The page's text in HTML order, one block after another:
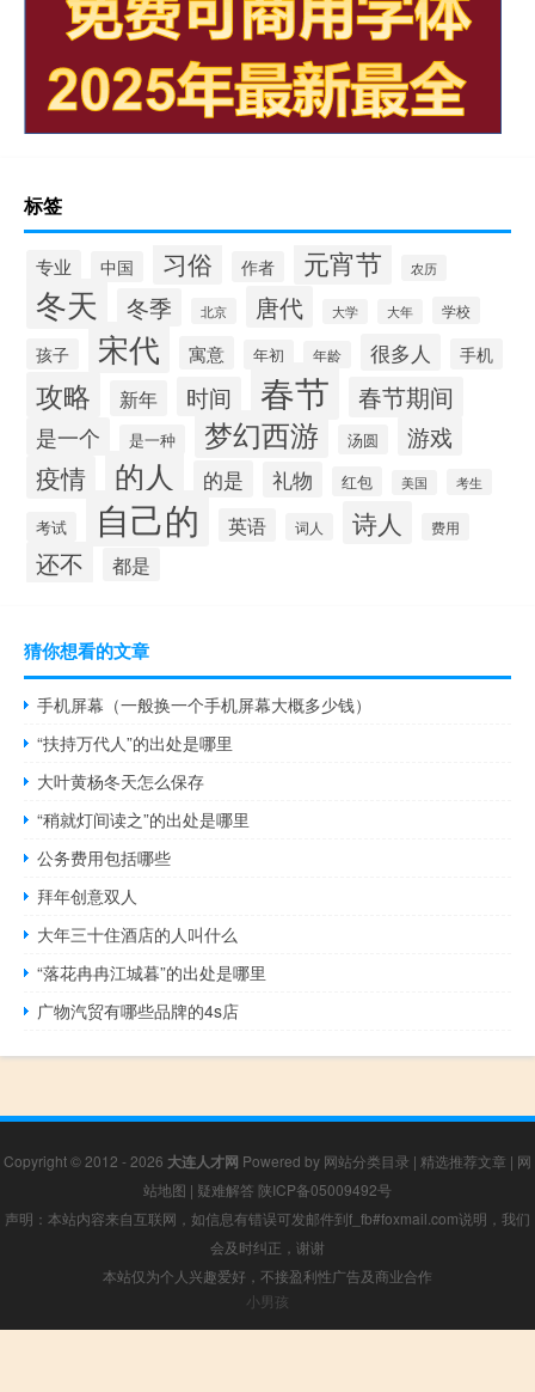
标签
专业 中国 习俗 作者 元宵节 农历
冬天 冬季 北京 唐代 大学 大年 学校
孩子 宋代 寓意 年初 年龄 很多人 手机
攻略 新年 时间 春节 春节期间
是一个 是一种 梦幻西游 汤圆 游戏
疫情 的人 的是 礼物 红包 美国 考生
考试 自己的 英语 词人 诗人 费用
还不 都是
猜你想看的文章
手机屏幕（一般换一个手机屏幕大概多少钱）
“扶持万代人”的出处是哪里
大叶黄杨冬天怎么保存
“稍就灯间读之”的出处是哪里
公务费用包括哪些
拜年创意双人
大年三十住酒店的人叫什么
“落花冉冉江城暮”的出处是哪里
广物汽贸有哪些品牌的4s店
Copyright © 2012 - 2026 大连人才网 Powered by 网站分类目录 | 精选推荐文章 | 网
站地图 | 疑难解答 陕ICP备05009492号
声明：本站内容来自互联网，如信息有错误可发邮件到f_fb#foxmail.com说明，我们
会及时纠正，谢谢
本站仅为个人兴趣爱好，不接盈利性广告及商业合作
小男孩